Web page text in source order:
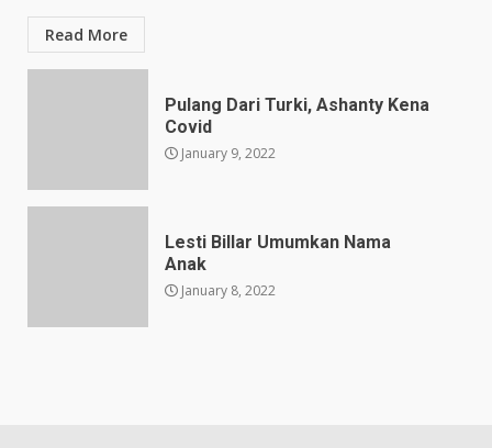
Read More
Pulang Dari Turki, Ashanty Kena
Covid
January 9, 2022
Lesti Billar Umumkan Nama
Anak
January 8, 2022